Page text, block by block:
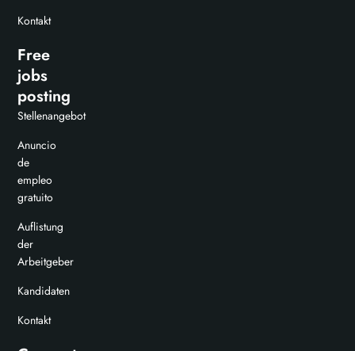
Kontakt
Free
jobs
posting
Stellenangebot
Anuncio
de
empleo
gratuito
Auflistung
der
Arbeitgeber
Kandidaten
Kontakt